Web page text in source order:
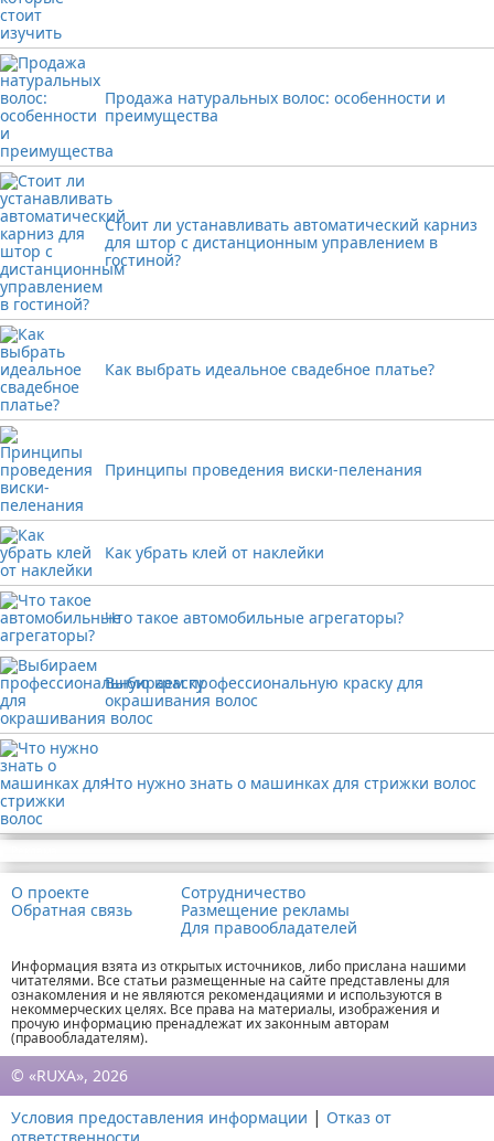
Продажа натуральных волос: особенности и
преимущества
Стоит ли устанавливать автоматический карниз
для штор с дистанционным управлением в
гостиной?
Как выбрать идеальное свадебное платье?
Принципы проведения виски-пеленания
Как убрать клей от наклейки
Что такое автомобильные агрегаторы?
Выбираем профессиональную краску для
окрашивания волос
Что нужно знать о машинках для стрижки волос
О проекте
Обратная связь
Сотрудничество
Размещение рекламы
Для правообладателей
Информация взята из открытых источников, либо прислана нашими
читателями. Все статьи размещенные на сайте представлены для
ознакомления и не являются рекомендациями и используются в
некоммерческих целях. Все права на материалы, изображения и
прочую информацию пренадлежат их законным авторам
(правообладателям).
© «RUXA», 2026
Условия предоставления информации | Отказ от